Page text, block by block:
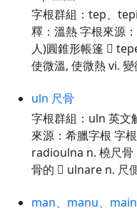
字根群組：tep、
釋：溫熱 字根來源
人)圓錐形帳篷 
使微溫, 使微熱 vi.
uln 尺骨
字根群組：uln 英文
來源：希臘字根 字
radioulna n. 橈尺
骨的  ulnare n. 尺
man、manu、